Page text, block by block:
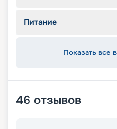
Питание
Показать все
46 отзывов